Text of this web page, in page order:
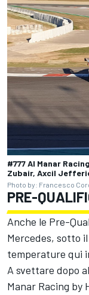
#777 Al Manar
Zubair, Axcil
Photo by: Francesco
PRE-
Anche le Pre-
Mercedes, sotto
temperature qui
A svettare dopo
Manar Racing by